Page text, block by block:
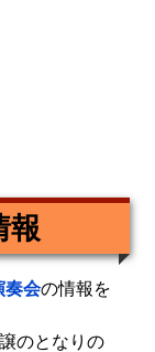
報
奏会の情報を
のとなりの